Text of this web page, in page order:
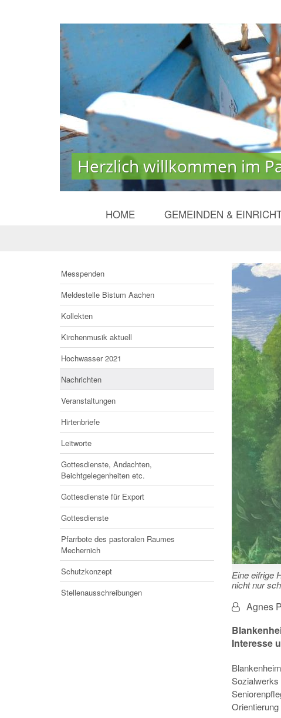
Herzlich willkommen im
Herzlich willkommen im
HOME GEMEINDEN &
Eine eifrige
nicht nur
Von:Agnes
Interesse
Sozialwerks
Messpenden
Meldestelle Bistum Aachen
Kollekten
Kirchenmusik aktuell
Hochwasser 2021
Nachrichten
Veranstaltungen
Hirtenbriefe
Leitworte
Gottesdienste, Andachten,
Beichtgelegenheiten etc.
Gottesdienste für Export
Gottesdienste
Pfarrbote des pastoralen Raumes
Mechernich
Schutzkonzept
Stellenausschreibungen